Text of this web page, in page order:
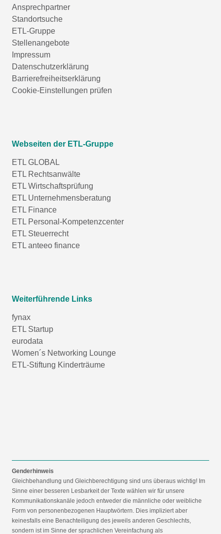
Ansprechpartner
Standortsuche
ETL-Gruppe
Stellenangebote
Impressum
Datenschutzerklärung
Barrierefreiheitserklärung
Cookie-Einstellungen prüfen
Webseiten der ETL-Gruppe
ETL GLOBAL
ETL Rechtsanwälte
ETL Wirtschaftsprüfung
ETL Unternehmensberatung
ETL Finance
ETL Personal-Kompetenzcenter
ETL Steuerrecht
ETL anteeo finance
Weiterführende Links
fynax
ETL Startup
eurodata
Women´s Networking Lounge
ETL-Stiftung Kinderträume
Genderhinweis
Gleichbehandlung und Gleichberechtigung sind uns überaus wichtig! Im
Sinne einer besseren Lesbarkeit der Texte wählen wir für unsere
Kommunikationskanäle jedoch entweder die männliche oder weibliche
Form von personenbezogenen Hauptwörtern. Dies impliziert aber
keinesfalls eine Benachteiligung des jeweils anderen Geschlechts,
sondern ist im Sinne der sprachlichen Vereinfachung als